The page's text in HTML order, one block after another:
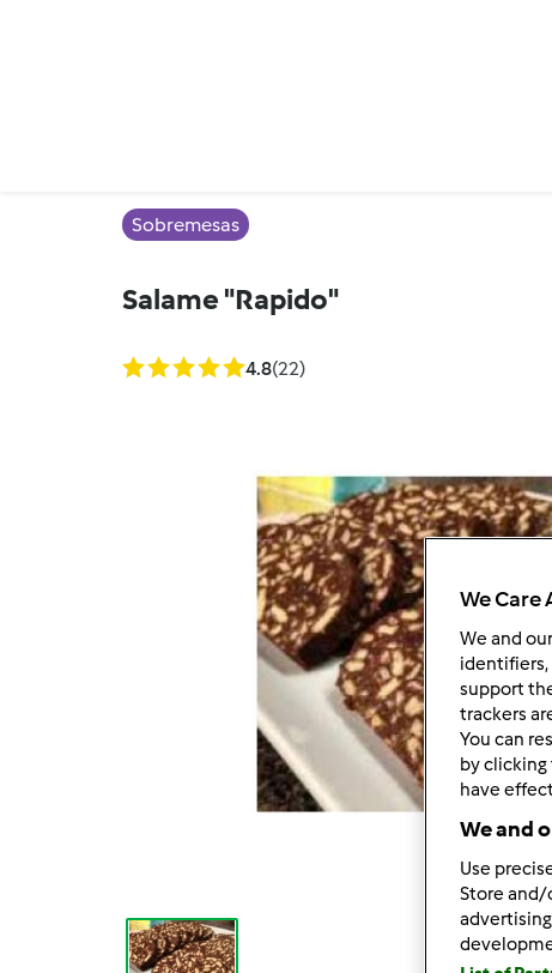
Sobremesas
Salame "Rapido"
4.8(22)
We Care
We and
identifiers,
support
trackers
You can
by clicking
have
We and
Use
Store and/